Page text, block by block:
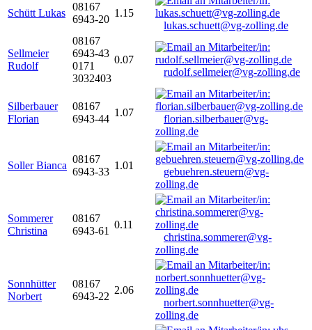
Schütt Lukas
08167
6943-20
1.15
lukas.schuett@vg-zolling.de
Sellmeier
Rudolf
08167
6943-43
0171
3032403
0.07
rudolf.sellmeier@vg-zolling.de
Silberbauer
Florian
08167
6943-44
1.07
florian.silberbauer@vg-
zolling.de
Soller Bianca
08167
6943-33
1.01
gebuehren.steuern@vg-
zolling.de
Sommerer
Christina
08167
6943-61
0.11
christina.sommerer@vg-
zolling.de
Sonnhütter
Norbert
08167
6943-22
2.06
norbert.sonnhuetter@vg-
zolling.de